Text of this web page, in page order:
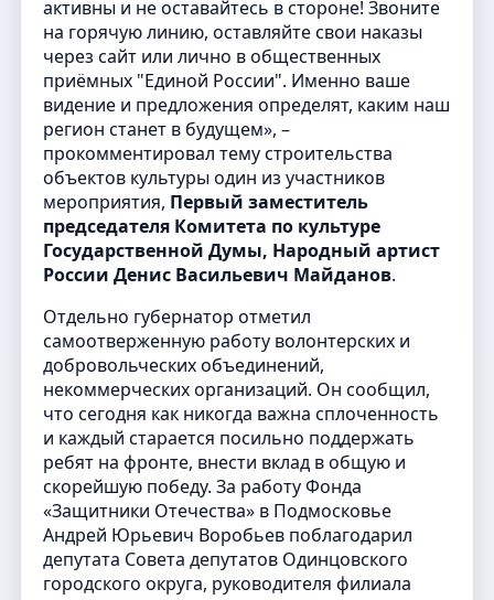
активны и не оставайтесь в стороне! Звоните
на горячую линию, оставляйте свои наказы
через сайт или лично в общественных
приёмных "Единой России". Именно ваше
видение и предложения определят, каким наш
регион станет в будущем», –
прокомментировал тему строительства
объектов культуры один из участников
мероприятия, Первый заместитель
председателя Комитета по культуре
Государственной Думы, Народный артист
России Денис Васильевич Майданов.
Отдельно губернатор отметил
самоотверженную работу волонтерских и
добровольческих объединений,
некоммерческих организаций. Он сообщил,
что сегодня как никогда важна сплоченность
и каждый старается посильно поддержать
ребят на фронте, внести вклад в общую и
скорейшую победу. За работу Фонда
«Защитники Отечества» в Подмосковье
Андрей Юрьевич Воробьев поблагодарил
депутата Совета депутатов Одинцовского
городского округа, руководителя филиала